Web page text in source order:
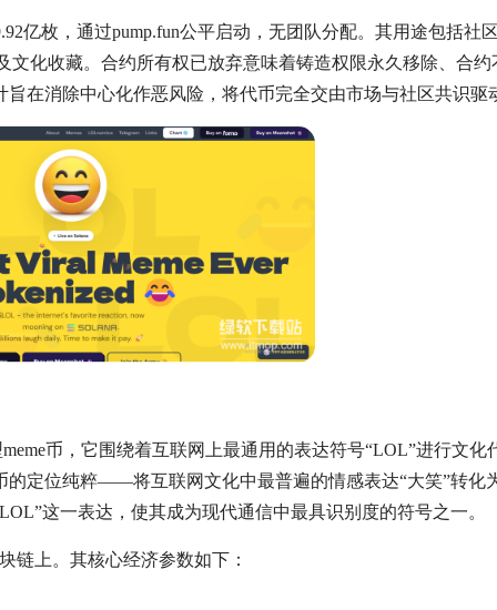
亿枚，通过pump.fun公平启动，无团队分配。其用途包括社
文化收藏。合约所有权已放弃意味着铸造权限永久移除、合约
在消除中心化作恶风险，将代币完全交由市场与社区共识驱
币，它围绕着互联网上最通用的表达符号“LOL”进行文化
定位纯粹——将互联网文化中最普遍的情感表达“大笑”转化
这一表达，使其成为现代通信中最具识别度的符号之一。
链上。其核心经济参数如下：